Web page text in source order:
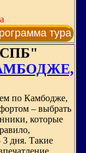
тура
СПБ"
по Камбодже,
– выбрать
которые
3 дня. Такие